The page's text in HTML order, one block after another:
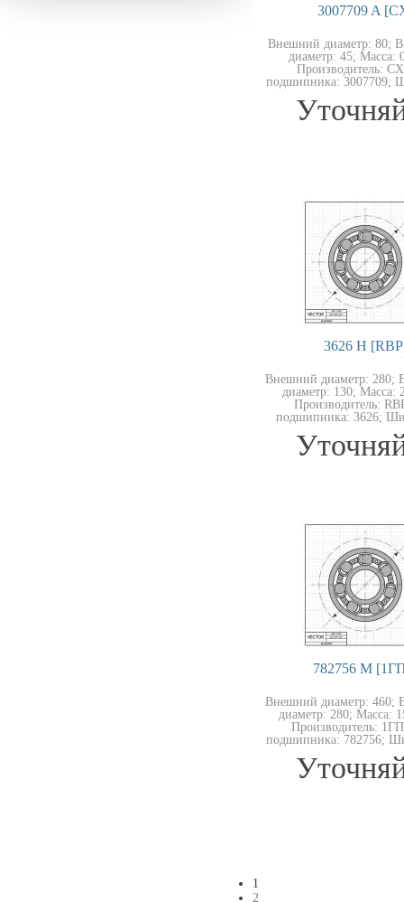
3007709 A
Внешний диаметр: 80;
диаметр: 45; Масса:
Производитель:
подшипника: 3007709;
3626 Н
Внешний диаметр: 280;
диаметр: 130; Масса:
Производитель:
подшипника: 3626;
782756 М
Внешний диаметр: 460;
диаметр: 280; Масса:
Производитель:
подшипника: 782756;
1
2